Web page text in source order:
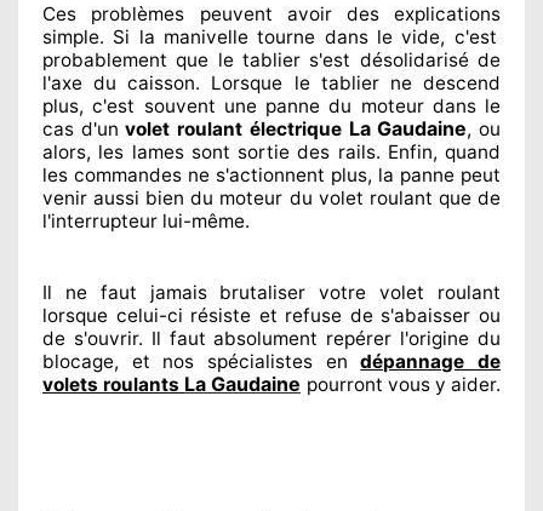
Ces problèmes
peuvent avoir des explications
simple. Si la manivelle tourne dans le vide, c'est
probablement que le tablier s'est désolidariséde
l'axe du caisson. Lorsque le tablier ne descend
plus, c'est souvent une panne du moteur dans le
cas d'unvolet roulant électrique La Gaudaine, ou
alors, les lames sont sortie des rails. Enfin, quand
les commandes ne s'actionnent plus, la panne peut
venir aussi bien du moteur du volet roulant que de
l'interrupteur lui-même.
Il ne faut jamais brutaliser votre volet roulant
lorsque celui-ci résiste et refuse de s'abaisser ou
de s'ouvrir. Il faut absolument repérer l'origine du
blocage, et nos spécialistes endépannage de
volets roulants La Gaudaine pourront vous y aider.